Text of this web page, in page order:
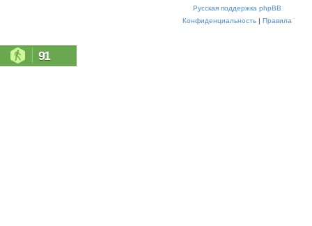
Русская поддержка phpBB
Конфиденциальность | Правила
91